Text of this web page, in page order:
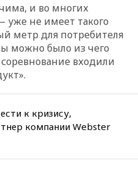
рекомендовать не посещать
Армению
вчера, 20:35
ПВО за день
сбила еще 281 украинский
беспилотник над Россией
призвала оптимизировать
вузы
защиту дорог от БПЛА из
и во многих
уже не имеет такого
метр для потребителя
можно было из чего
входили
к кризису,
компании Webster